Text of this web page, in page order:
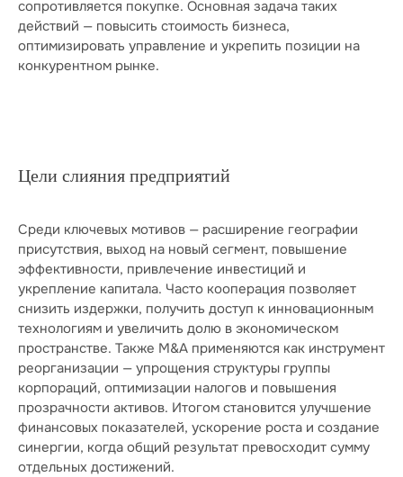
сопротивляется покупке. Основная задача таких
действий — повысить стоимость бизнеса,
оптимизировать управление и укрепить позиции на
конкурентном рынке.
Цели слияния предприятий
Среди ключевых мотивов — расширение географии
присутствия, выход на новый сегмент, повышение
эффективности, привлечение инвестиций и
укрепление капитала. Часто кооперация позволяет
снизить издержки, получить доступ к инновационным
технологиям и увеличить долю в экономическом
пространстве. Также M&A применяются как инструмент
реорганизации — упрощения структуры группы
корпораций, оптимизации налогов и повышения
прозрачности активов. Итогом становится улучшение
финансовых показателей, ускорение роста и создание
синергии, когда общий результат превосходит сумму
отдельных достижений.